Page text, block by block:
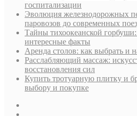
госпитализации
Эволюция железнодорожных
паровозов до современных
Тайны тихоокеанской
интересные факты
Аренда столов: как выбрать и
Расслабляющий массаж:
восстановления сил
Купить тротуарную плитку и
выбору и покупке